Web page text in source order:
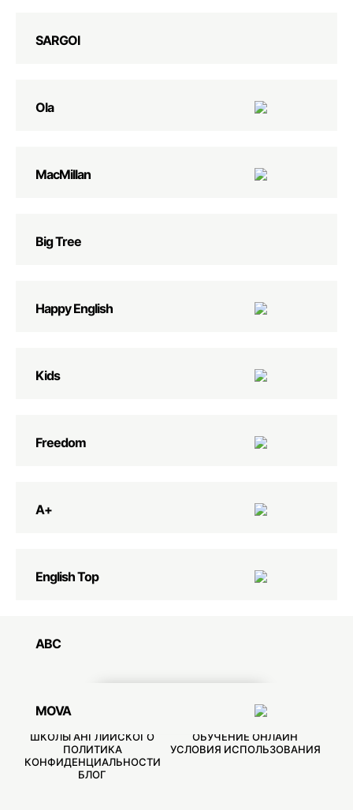
SARGOI
Ola
MacMillan
Big Tree
Happy English
Kids
Freedom
А+
English Top
ABC
MOVA
ШКОЛЫ АНГЛИЙСКОГО
ОБУЧЕНИЕ ОНЛАЙН
ПОЛИТИКА
КОНФИДЕНЦИАЛЬНОСТИ
УСЛОВИЯ ИСПОЛЬЗОВАНИЯ
БЛОГ